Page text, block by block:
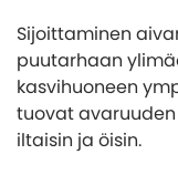
Sijoittaminen
puutarhaan
kasvihuoneen
tuovat
iltaisin ja öisin.